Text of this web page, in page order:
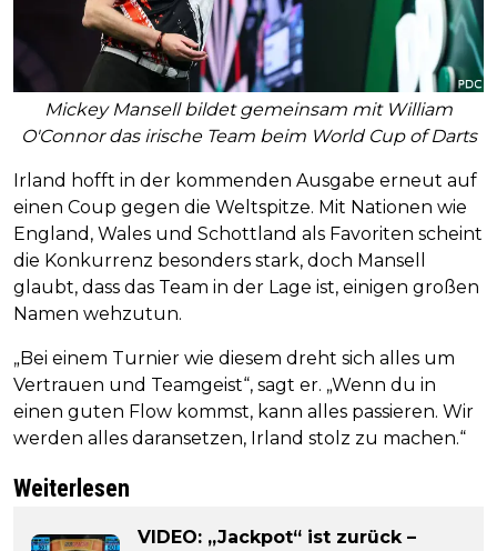
Mickey Mansell bildet gemeinsam mit William
O'Connor das irische Team beim World Cup of Darts
Irland hofft in der kommenden Ausgabe erneut auf
einen Coup gegen die Weltspitze. Mit Nationen wie
England, Wales und Schottland als Favoriten scheint
die Konkurrenz besonders stark, doch Mansell
glaubt, dass das Team in der Lage ist, einigen großen
Namen wehzutun.
„Bei einem Turnier wie diesem dreht sich alles um
Vertrauen und Teamgeist“, sagt er. „Wenn du in
einen guten Flow kommst, kann alles passieren. Wir
werden alles daransetzen, Irland stolz zu machen.“
Weiterlesen
VIDEO: „Jackpot“ ist zurück –